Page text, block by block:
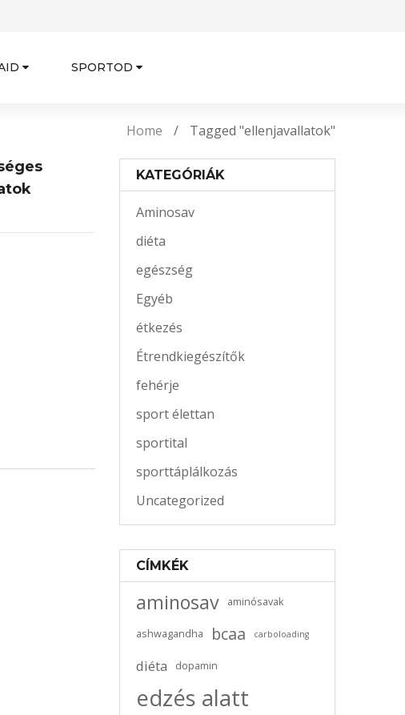
SPORTOD
Home / Tagged "ellenjavallatok"
KATEGÓRIÁK
Aminosav
diéta
egészség
Egyéb
étkezés
Étrendkiegészítők
fehérje
sport élettan
sportital
sporttáplálkozás
Uncategorized
CÍMKÉK
aminosav aminósavak
ashwagandha bcaa carboloading
diéta dopamin
edzés alatt